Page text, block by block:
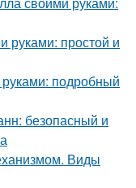
руками: простой и
подробный
безопасный и
Виды